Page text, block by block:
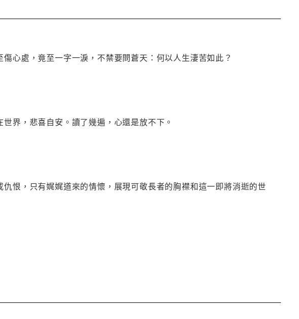
心處，竟至一字一淚，不禁要問蒼天：何以人生淒苦如此？
界，悲喜自安。讀了幾遍，心還是放不下。
恨，只有娓娓道來的情懷，展現可敬長者的胸襟和這一即將消逝的世